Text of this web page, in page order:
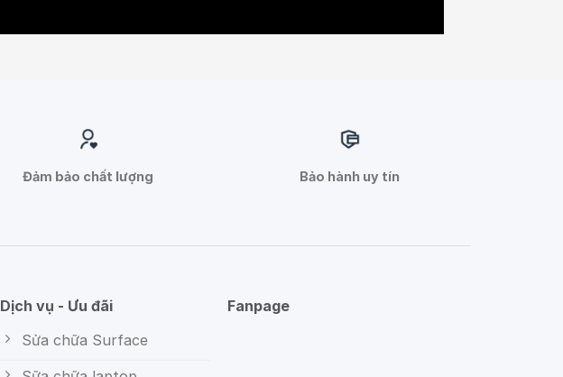
Đảm bảo chất lượng Bảo hành uy tín
Dịch vụ - Ưu đãi
Sửa chữa Surface
Fanpage